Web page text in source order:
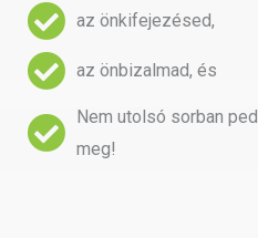
az önkifejezésed,
az önbizalmad, és
Nem utolsó sorban
meg!